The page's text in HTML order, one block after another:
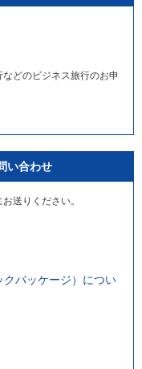
どのビジネス旅行のお申
い合わせ
送りください。
パッケージ）につい